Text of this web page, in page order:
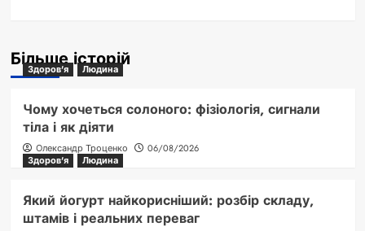
Більше історій
Здоров'я Людина
Чому хочеться солоного: фізіологія, сигнали
тіла і як діяти
Олександр Троценко
06/08/2026
Здоров'я
Людина
Який йогурт найкорисніший: розбір складу,
штамів і реальних переваг